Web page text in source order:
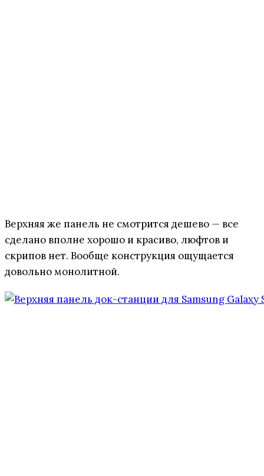
Верхняя же панель не смотрится дешево — все
сделано вполне хорошо и красиво, люфтов и
скрипов нет. Вообще конструкция ощущается
довольно монолитной.